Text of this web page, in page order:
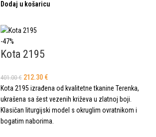
Dodaj u košaricu
-47%
Kota 2195
401.00€ 212.30 €
Kota 2195 izrađena od kvalitetne tkanine Terenka,
ukrašena sa šest vezenih križeva u zlatnoj boji.
Klasičan liturgijski model s okruglim ovratnikom i
bogatim naborima.